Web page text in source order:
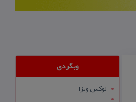
وبگردی
لوکس ویزا